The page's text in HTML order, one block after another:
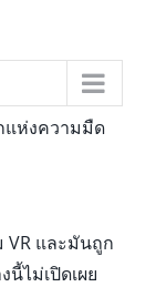
แห่งความมืด
VR และมันถูก
นี้ไม่เปิดเผย